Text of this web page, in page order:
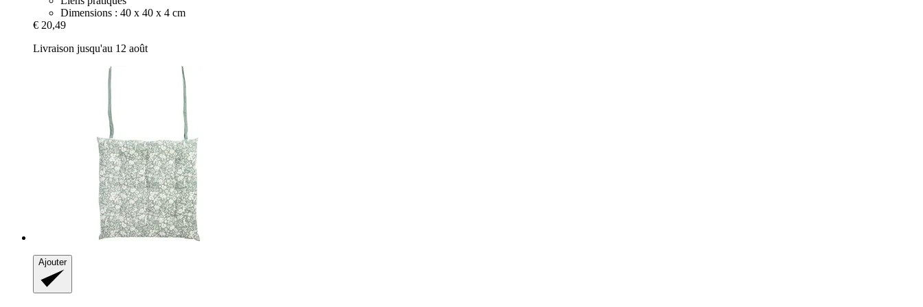
Dimensions : 40 x 40 x 4 cm
€ 20,49
Livraison jusqu'au 12 août
Ajouter